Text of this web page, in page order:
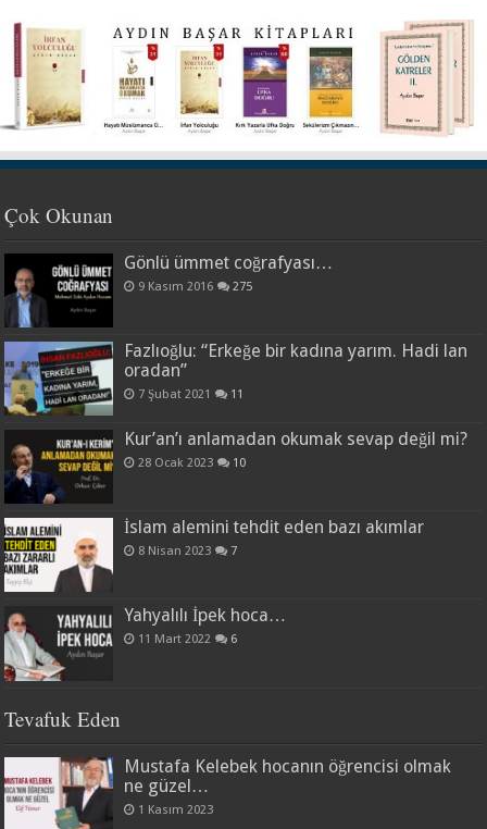
Çok Okunan
Gönlü ümmet coğrafyası…
9 Kasım 2016 275
Fazlıoğlu: “Erkeğe bir kadına yarım. Hadi lan
oradan”
7 Şubat 2021 11
Kur’an’ı anlamadan okumak sevap değil mi?
28 Ocak 2023 10
İslam alemini tehdit eden bazı akımlar
8 Nisan 2023 7
Yahyalılı İpek hoca…
11 Mart 2022 6
Tevafuk Eden
Mustafa Kelebek hocanın öğrencisi olmak
ne güzel…
1 Kasım 2023